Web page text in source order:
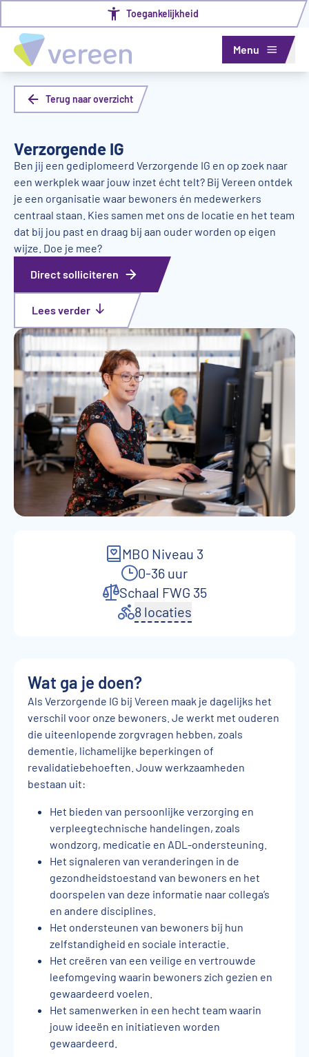
Toegankelijkheid
Menu
Terug naar overzicht
Verzorgende IG
Ben jij een gediplomeerd Verzorgende IG en op zoek naar
een werkplek waar jouw inzet écht telt? Bij Vereen ontdek
je een organisatie waar bewoners én medewerkers
centraal staan. Kies samen met ons de locatie en het team
dat bij jou past en draag bij aan ouder worden op eigen
wijze. Doe je mee?
Direct solliciteren
Lees verder
MBO Niveau 3
0-36 uur
Schaal FWG 35
8 locaties
Wat ga je doen?
Als Verzorgende IG bij Vereen maak je dagelijks het
verschil voor onze bewoners. Je werkt met ouderen
die uiteenlopende zorgvragen hebben, zoals
dementie, lichamelijke beperkingen of
revalidatiebehoeften. Jouw werkzaamheden
bestaan uit:
Het bieden van persoonlijke verzorging en
verpleegtechnische handelingen, zoals
wondzorg, medicatie en ADL-ondersteuning.
Het signaleren van veranderingen in de
gezondheidstoestand van bewoners en het
doorspelen van deze informatie naar collega’s
en andere disciplines.
Het ondersteunen van bewoners bij hun
zelfstandigheid en sociale interactie.
Het creëren van een veilige en vertrouwde
leefomgeving waarin bewoners zich gezien en
gewaardeerd voelen.
Het samenwerken in een hecht team waarin
jouw ideeën en initiatieven worden
gewaardeerd.